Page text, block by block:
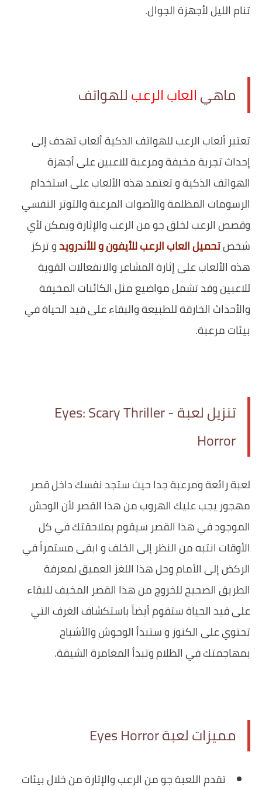
تنام الليل لأجهزة الجوال.
ماهيالعاب الرعبللهواتف
تعتبر ألعاب الرعب للهواتف الذكية ألعاب تهدف إلى
إحداث تجربة مخيفة ومرعبة للاعبين على أجهزة
الهواتف الذكية و تعتمد هذه الألعاب على استخدام
الرسومات المظلمة والأصوات المرعبة والتوتر النفسي
وقصص الرعب لخلق جو من الرعب والإثارة ويمكن لأي
شخصتحميل العاب الرعب للأيفون و للأندرويدو تركز
هذه الألعاب على إثارة المشاعر والانفعالات القوية
للاعبين وقد تشمل مواضيع مثل الكائنات المخيفة
والأحداث الخارقة للطبيعة والبقاء على قيد الحياة في
بيئات مرعبة.
تنزيل لعبة Eyes: Scary Thriller -
Horror
‏لعبة رائعة ومرعبة جدا حيث ستجد نفسك داخل قصر
مهجور يجب عليك الهروب من هذا القصر لأن الوحش
الموجود في هذا القصر سيقوم بملاحقتك في كل
الأوقات انتبه من النظر إلى الخلف و ابقى مستمراً في
الركض إلى الأمام وحل هذا اللغز العميق لمعرفة
الطريق الصحيح للخروج من هذا القصر المخيف للبقاء
على قيد الحياة ستقوم أيضاً باستكشاف الغرف التي
تحتوي على الكنوز و ستبدأ الوحوش والأشباح
بمهاجمتك في الظلام وتبدأ المغامرة الشيقة.
مميزات لعبة Eyes Horror
تقدم اللعبة جو من الرعب والإثارة من خلال بيئات